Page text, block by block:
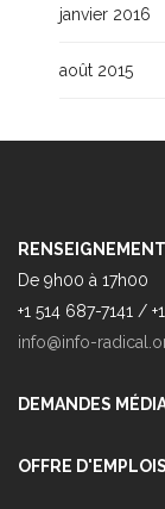
janvier 2016
août 2015
De 9h00 à 17h00
+1 514 687-7141 /
info@info-
DEMANDES
OFFRE